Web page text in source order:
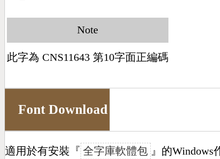
Note
此字為 CNS11643 第10字面正編碼
Font Download
適用於有安裝『 全字庫軟體包 』的Windows